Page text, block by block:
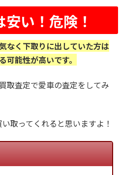
い！危険！
なく下取りに出していた方は
可能性が高いです。
取査定で愛車の査定をしてみ
取ってくれると思いますよ！